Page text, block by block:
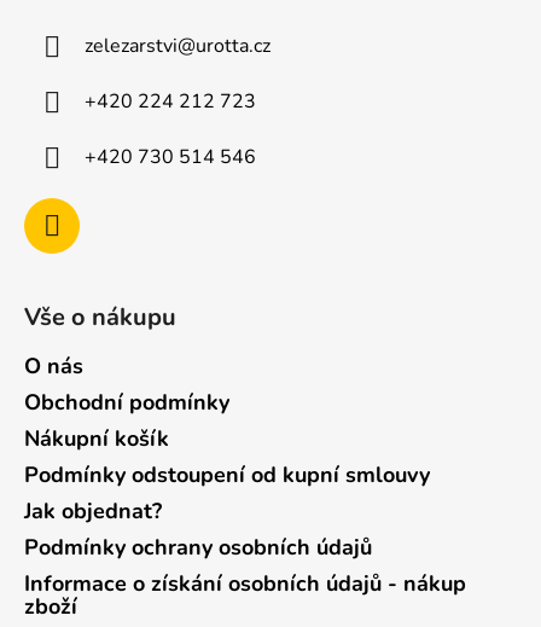
zelezarstvi@urotta.cz
+420 224 212 723
+420 730 514 546
Vše o nákupu
O nás
Obchodní podmínky
Nákupní košík
Podmínky odstoupení od kupní smlouvy
Jak objednat?
Podmínky ochrany osobních údajů
Informace o získání osobních údajů - nákup
zboží